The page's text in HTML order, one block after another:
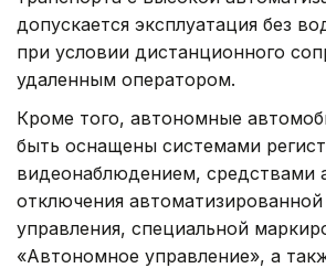
допускается эксплуатация без
при условии дистанционного
удаленным оператором.
Кроме того, автономные
быть оснащены системами
видеонаблюдением, средствами
отключения
управления, специальной
«Автономное управление», а